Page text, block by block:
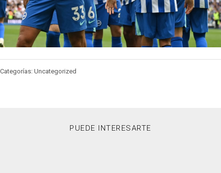
Categorías: Uncategorized
PUEDE INTERESARTE